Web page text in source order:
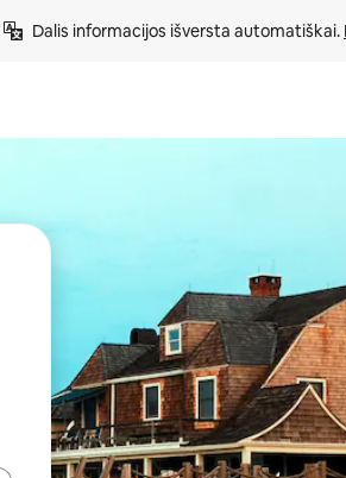
Dalis informacijos išversta automatiškai.